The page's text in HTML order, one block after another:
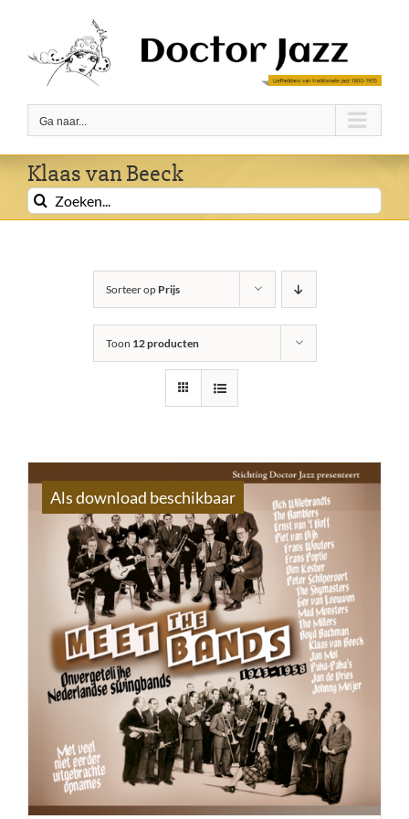
inhoud
Ga naar...
Klaas van Beeck
Zoeken
naar:
Sorteer op Prijs
Toon 12 producten
Als download beschikbaar